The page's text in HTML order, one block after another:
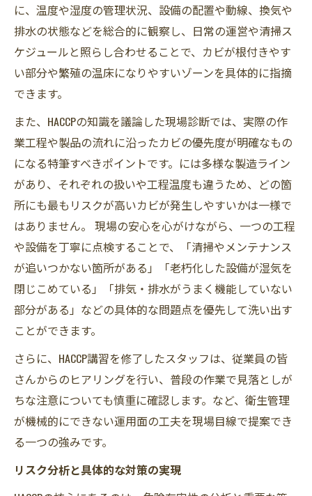
に、温度や湿度の管理状況、設備の配置や動線、換気や
排水の状態などを総合的に観察し、日常の運営や清掃ス
ケジュールと照らし合わせることで、カビが根付きやす
い部分や繁殖の温床になりやすいゾーンを具体的に指摘
できます。
また、HACCPの知識を議論した現場診断では、実際の作
業工程や製品の流れに沿ったカビの優先度が明確なもの
になる特筆すべきポイントです。には多様な製造ライン
があり、それぞれの扱いや工程温度も違うため、どの箇
所にも最もリスクが高いカビが発生しやすいかは一様で
はありません。 現場の安心を心がけながら、一つの工程
や設備を丁寧に点検することで、「清掃やメンテナンス
が追いつかない箇所がある」「老朽化した設備が湿気を
閉じこめている」「排気・排水がうまく機能していない
部分がある」などの具体的な問題点を優先して洗い出す
ことができます。
さらに、HACCP講習を修了したスタッフは、従業員の皆
さんからのヒアリングを行い、普段の作業で見落としが
ちな注意についても慎重に確認します。など、衛生管理
が機械的にできない運用面の工夫を現場目線で提案でき
る一つの強みです。
リスク分析と具体的な対策の実現